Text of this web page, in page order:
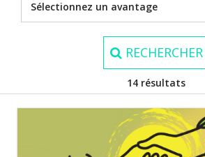
RECHERCHER
14 résultats